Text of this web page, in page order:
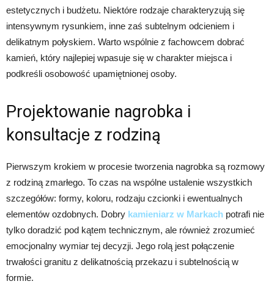
estetycznych i budżetu. Niektóre rodzaje charakteryzują się
intensywnym rysunkiem, inne zaś subtelnym odcieniem i
delikatnym połyskiem. Warto wspólnie z fachowcem dobrać
kamień, który najlepiej wpasuje się w charakter miejsca i
podkreśli osobowość upamiętnionej osoby.
Projektowanie nagrobka i
konsultacje z rodziną
Pierwszym krokiem w procesie tworzenia nagrobka są rozmowy
z rodziną zmarłego. To czas na wspólne ustalenie wszystkich
szczegółów: formy, koloru, rodzaju czcionki i ewentualnych
elementów ozdobnych. Dobry kamieniarz w Markach potrafi nie
tylko doradzić pod kątem technicznym, ale również zrozumieć
emocjonalny wymiar tej decyzji. Jego rolą jest połączenie
trwałości granitu z delikatnością przekazu i subtelnością w
formie.